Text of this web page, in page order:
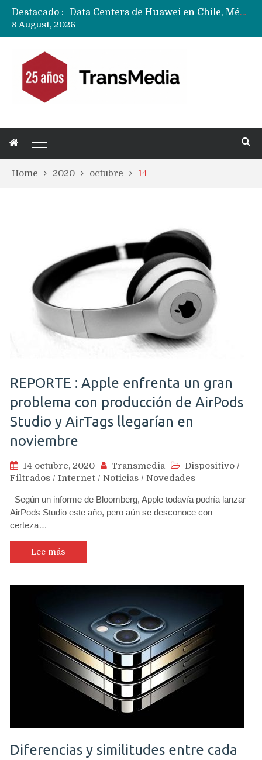
Destacado :
Data Centers de Huawei en Chile, México, Brasil,Perú y Argentina podrían verse afectados por arremetida de EE.UU
8 August, 2026
Home 2020 octubre 14
REPORTE : Apple enfrenta un gran
problema con producción de AirPods
Studio y AirTags llegarían en
noviembre
14 octubre, 2020 Transmedia Dispositivo /
Filtrados / Internet / Noticias / Novedades
Según un informe de Bloomberg, Apple todavía podría lanzar
AirPods Studio este año, pero aún se desconoce con
certeza…
Lee más
Diferencias y similitudes entre cada